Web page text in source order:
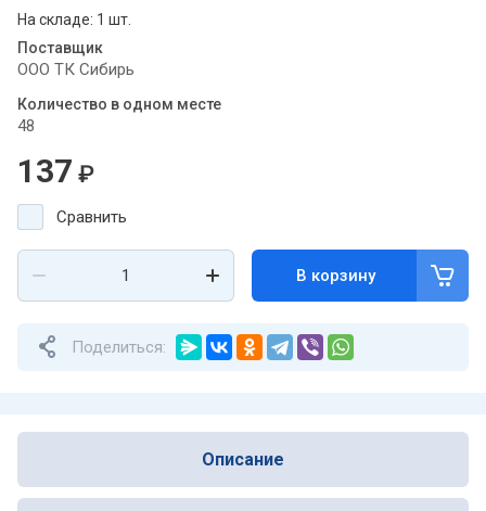
На складе: 1 шт.
Поставщик
ООО ТК Сибирь
Количество в одном месте
48
137 ₽
Сравнить
В корзину
Поделиться:
Описание